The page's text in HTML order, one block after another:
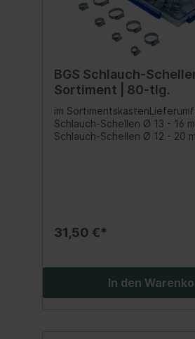
BGS Schlauch-
Sortiment | 80-tlg.
im
Schlauch-Schellen Ø 13 - 16
Schlauch-Schellen Ø 12 - 20
31,50 €*
In den